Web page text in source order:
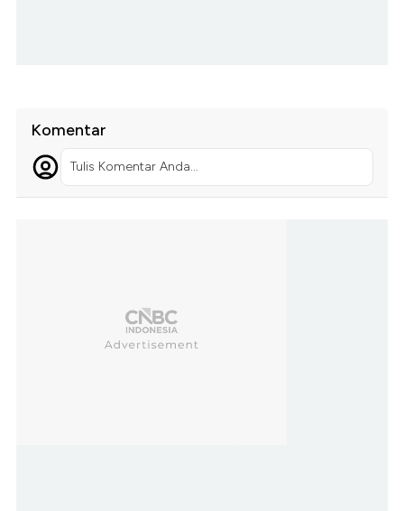
Komentar
Tulis Komentar Anda...